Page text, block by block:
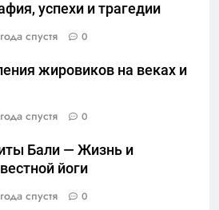
успехи и трагедии
спустя 0
жировиков на веках и
спустя 0
Бали — Жизнь и
йоги
спустя 0